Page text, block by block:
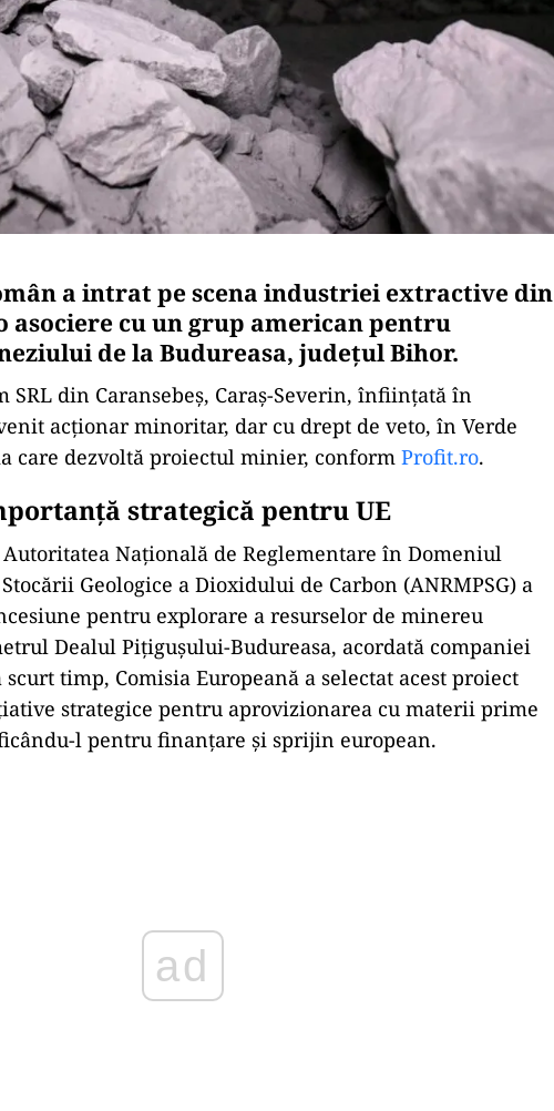
a intrat pe scena industriei extractive din
asociere cu un grup american pentru
de la Budureasa, județul Bihor.
SRL din Caransebeș, Caraș-Severin, înființată în
acționar minoritar, dar cu drept de veto, în Verde
care dezvoltă proiectul minier, conform Profit.ro.
strategică pentru UE
Autoritatea Națională de Reglementare în Domeniul
Geologice a Dioxidului de Carbon (ANRMPSG) a
pentru explorare a resurselor de minereu
Dealul Pițigușului-Budureasa, acordată companiei
timp, Comisia Europeană a selectat acest proiect
strategice pentru aprovizionarea cu materii prime
l pentru finanțare și sprijin european.